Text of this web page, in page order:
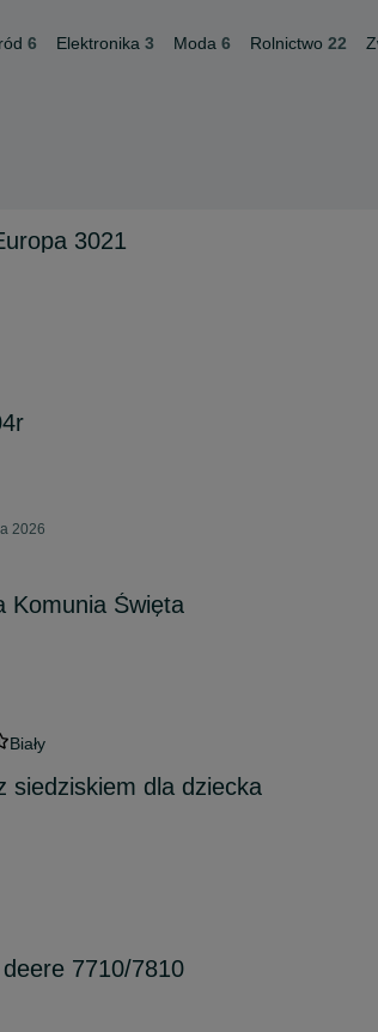
6 Elektronika 3 Moda 6 Rolnictwo 22
3021
2026
Komunia Święta
Biały
siedziskiem dla dziecka
7710/7810